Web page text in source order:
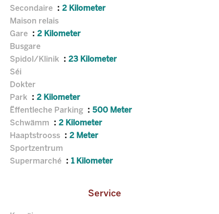
Secondaire
2 Kilometer
Maison relais
Gare
2 Kilometer
Busgare
Spidol/Klinik
23 Kilometer
Séi
Dokter
Park
2 Kilometer
Ëffentleche Parking
500 Meter
Schwämm
2 Kilometer
Haaptstrooss
2 Meter
Sportzentrum
Supermarché
1 Kilometer
Service